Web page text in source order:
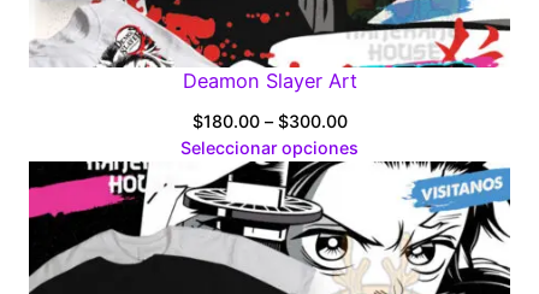
Deamon Slayer Art
$180.00 – $300.00Price
range:
$180.00
through
$300.00
Seleccionar opciones